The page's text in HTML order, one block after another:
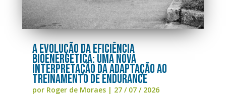
A Evolução da Eficiência
Bioenergética: Uma nova
interpretação da adaptação ao
treinamento de endurance
por Roger de Moraes| 27 / 07 / 2026